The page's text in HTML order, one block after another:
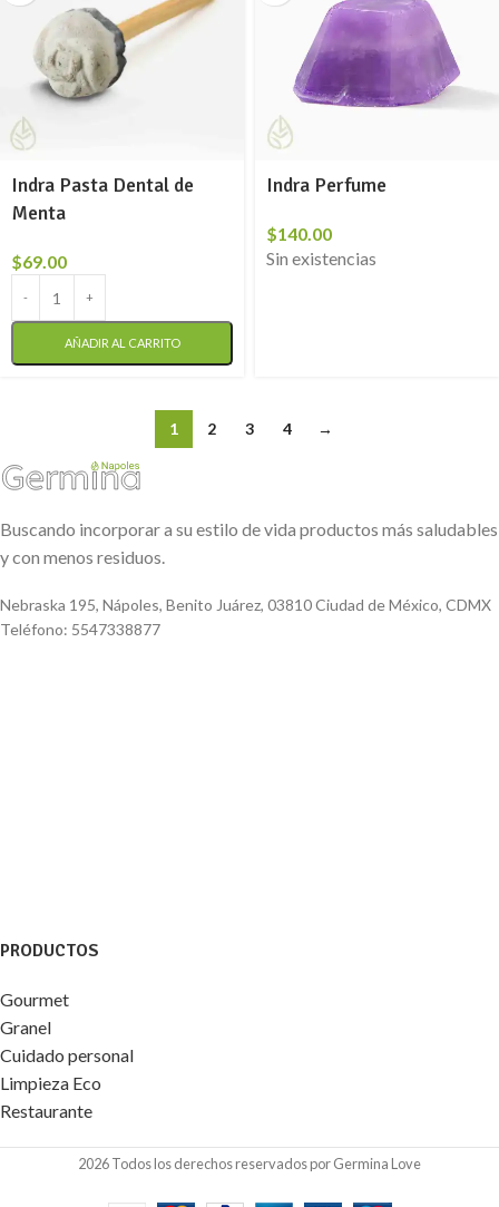
Indra Pasta Dental de
Menta
$69.00
AÑADIR AL CARRITO
Indra Perfume
$140.00
Sin existencias
1 2 3 4 →
Buscando incorporar a su estilo de vida productos más saludables
y con menos residuos.
Nebraska 195, Nápoles, Benito Juárez, 03810 Ciudad de México, CDMX
Teléfono: 5547338877
PRODUCTOS
Gourmet
Granel
Cuidado personal
Limpieza Eco
Restaurante
2026 Todos los derechos reservados por Germina Love